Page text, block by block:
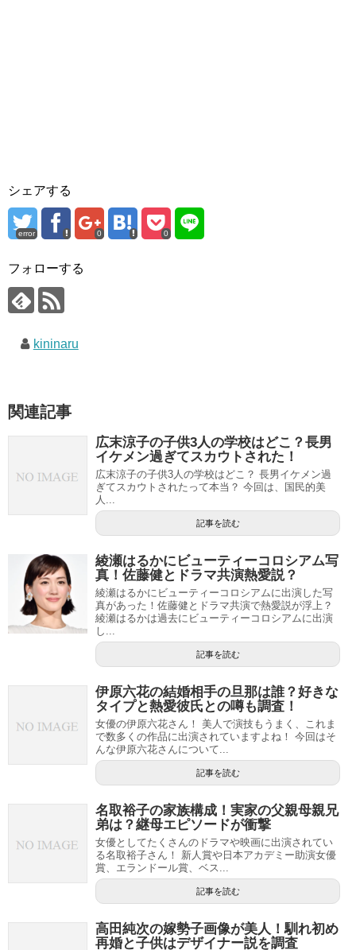
シェアする
error 0 0
フォローする
kininaru
関連記事
広末涼子の子供3人の学校はどこ？長男
イケメン過ぎてスカウトされた！
広末涼子の子供3人の学校はどこ？ 長男イケメン過
ぎてスカウトされたって本当？ 今回は、国民的美
人...
記事を読む
綾瀬はるかにビューティーコロシアム写
真！佐藤健とドラマ共演熱愛説？
綾瀬はるかにビューティーコロシアムに出演した写
真があった！佐藤健とドラマ共演で熱愛説が浮上？
綾瀬はるかは過去にビューティーコロシアムに出演
し...
記事を読む
伊原六花の結婚相手の旦那は誰？好きな
タイプと熱愛彼氏との噂も調査！
女優の伊原六花さん！ 美人で演技もうまく、これま
で数多くの作品に出演されていますよね！ 今回はそ
んな伊原六花さんについて...
記事を読む
名取裕子の家族構成！実家の父親母親兄
弟は？継母エピソードが衝撃
女優としてたくさんのドラマや映画に出演されてい
る名取裕子さん！ 新人賞や日本アカデミー助演女優
賞、エランドール賞、ベス...
記事を読む
高田純次の嫁勢子画像が美人！馴れ初め
再婚と子供はデザイナー説を調査